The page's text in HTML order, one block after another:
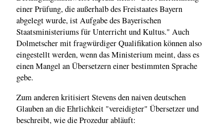
einer Prüfung, die außerhalb des Freistaates Bayern
abgelegt wurde, ist Aufgabe des Bayerischen
Staatsministeriums für Unterricht und Kultus." Auch
Dolmetscher mit fragwürdiger Qualifikation können also
eingestellt werden, wenn das Ministerium meint, dass es
einen Mangel an Übersetzern einer bestimmten Sprache
gebe.
Zum anderen kritisiert Stevens den naiven deutschen
Glauben an die Ehrlichkeit "vereidigter" Übersetzer und
beschreibt, wie die Prozedur abläuft: